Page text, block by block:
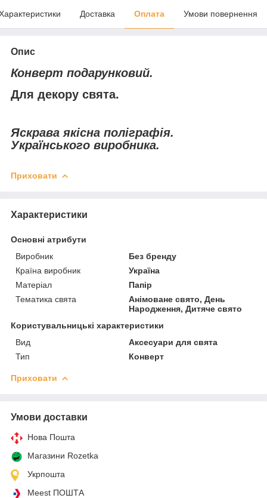
Доставка Оплата Умови повернення
Опис
Конверт подарунковий.
Для декору свята.
Яскрава якісна поліграфія.
Українського виробника.
Приховати
Характеристики
Основні атрибути
Виробник
Без бренду
Країна виробник
Україна
Матеріал
Папір
Тематика свята
Анімоване свято, День
Народження, Дитяче свято
Користувальницькі характеристики
Вид
Аксесуари для свята
Тип
Конверт
Приховати
Умови доставки
Нова Пошта
Магазини Rozetka
Укрпошта
Meest ПОШТА